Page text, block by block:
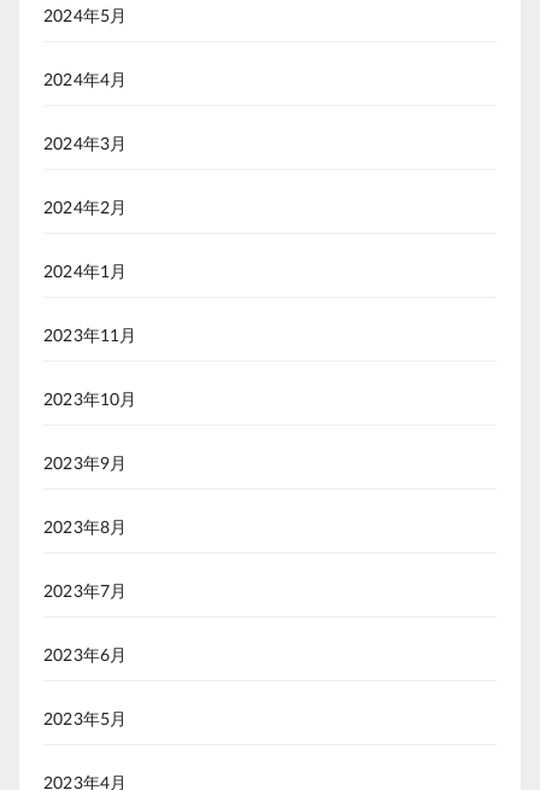
2024年5月
2024年4月
2024年3月
2024年2月
2024年1月
2023年11月
2023年10月
2023年9月
2023年8月
2023年7月
2023年6月
2023年5月
2023年4月